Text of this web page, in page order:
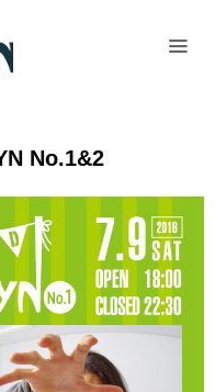
No.1&2